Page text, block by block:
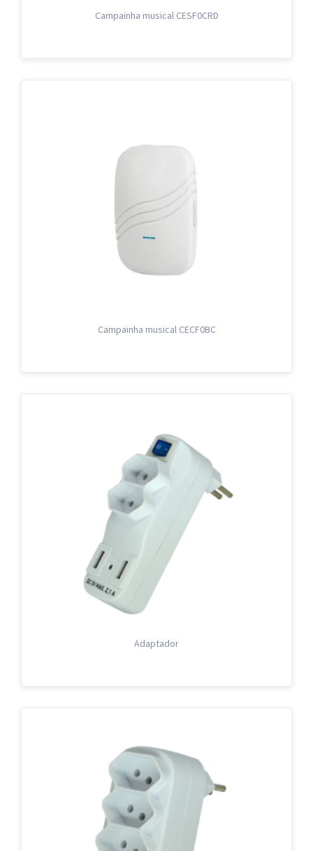
Campainha musical CESF0CRD
Campainha musical CECF0BC
Adaptador